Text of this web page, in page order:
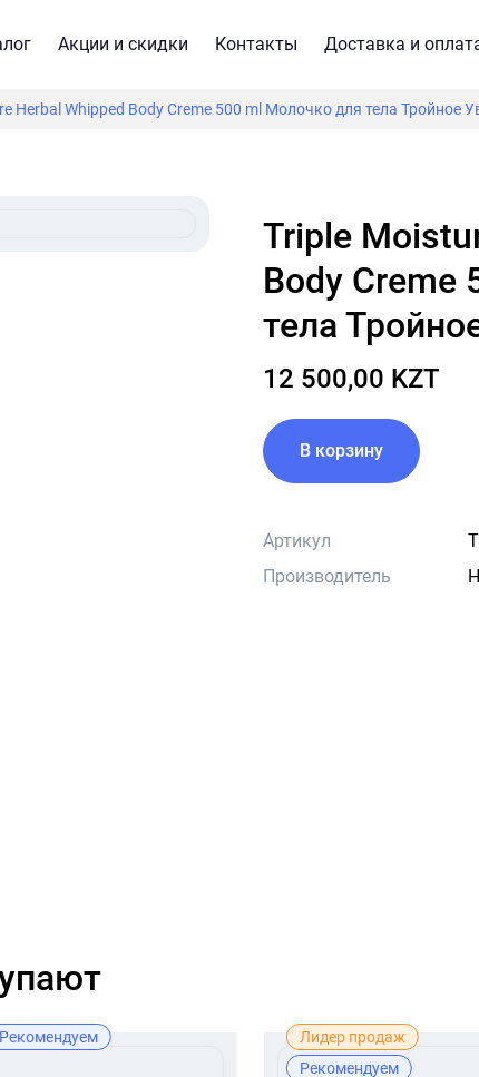
Акции и скидки Контакты Доставка и
Herbal Whipped Body Creme 500 ml Молочко для тела Тройное
Triple Moisture Herbal Whipped
Body Creme
тела
12 500,00 KZT
В корзину
Артикул
Производитель
Рекомендуем
Лидер продаж
Рекомендуем